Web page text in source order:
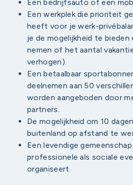
Een bedrijfsauto of een
Een werkplek die prioriteit
heeft voor je werk-
je de mogelijkheid te bieden
nemen of het aantal
verhogen).
Een betaalbaar
deelnemen aan 50
worden aangeboden door
partners.
De mogelijkheid om 10
buitenland op afstand te
Een levendige
professionele als sociale
organiseert.